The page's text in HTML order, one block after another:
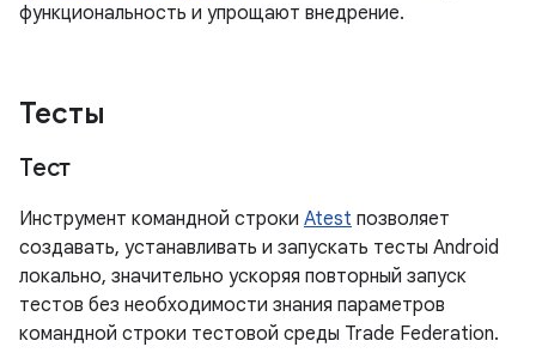
функциональность и упрощают внедрение.
Тесты
Тест
Инструмент командной строки Atest позволяет
создавать, устанавливать и запускать тесты Android
локально, значительно ускоряя повторный запуск
тестов без необходимости знания параметров
командной строки тестовой среды Trade Federation.